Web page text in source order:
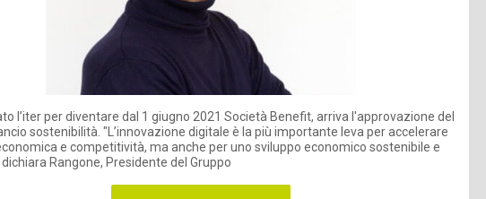
l’iter per diventare dal 1 giugno 2021 Società Benefit, arriva l'approvazione del
sostenibilità. "L’innovazione digitale è la più importante leva per accelerare
e competitività, ma anche per uno sviluppo economico sostenibile e
Rangone, Presidente del Gruppo